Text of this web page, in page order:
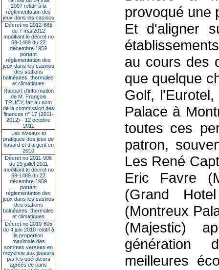
2007 relatif à la
réglementation des
jeux dans les casinos
Décret no 2012-685
du 7 mai 2012
modifiant le décret no
59-1489 du 22
décembre 1959
portant
réglementation des
jeux dans les casinos
des stations
balnéaires, thermales
et climatiques
Rapport d'information
de M. François
TRUCY, fait au nom
de la commission des
finances n° 17 (2011-
2012) - 12 octobre
2011
Les niveaux et
pratiques des jeux de
hasard et d’argent en
2010
Décret no 2011-906
du 29 juillet 2011
modifiant le décret no
59-1489 du 22
décembre 1959
portant
réglementation des
jeux dans les casinos
des stations
balnéaires, thermales
et climatiques
Décret no 2010-605
du 4 juin 2010 relatif à
la proportion
maximale des
sommes versées en
moyenne aux joueurs
par les opérateurs
agréés de paris
provoqué une
Et d'aligner
au cours des
que quelque
Golf,
Palace à
toutes ces
patron,
Les René
Eric Favre
(Grand
(Montreux
(Majestic)
génération
meilleures